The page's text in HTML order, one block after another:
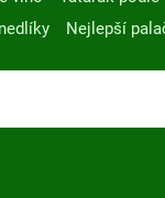
Nejlepší